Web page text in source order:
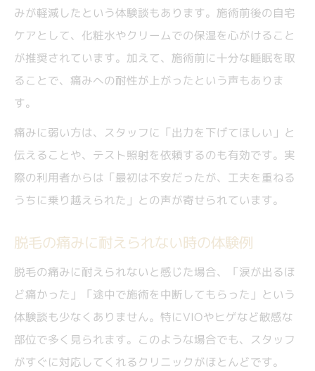
みが軽減したという体験談もあります。施術前後の自宅
ケアとして、化粧水やクリームでの保湿を心がけること
が推奨されています。加えて、施術前に十分な睡眠を取
ることで、痛みへの耐性が上がったという声もありま
す。
痛みに弱い方は、スタッフに「出力を下げてほしい」と
伝えることや、テスト照射を依頼するのも有効です。実
際の利用者からは「最初は不安だったが、工夫を重ねる
うちに乗り越えられた」との声が寄せられています。
脱毛の痛みに耐えられない時の体験例
脱毛の痛みに耐えられないと感じた場合、「涙が出るほ
ど痛かった」「途中で施術を中断してもらった」という
体験談も少なくありません。特にVIOやヒゲなど敏感な
部位で多く見られます。このような場合でも、スタッフ
がすぐに対応してくれるクリニックがほとんどです。